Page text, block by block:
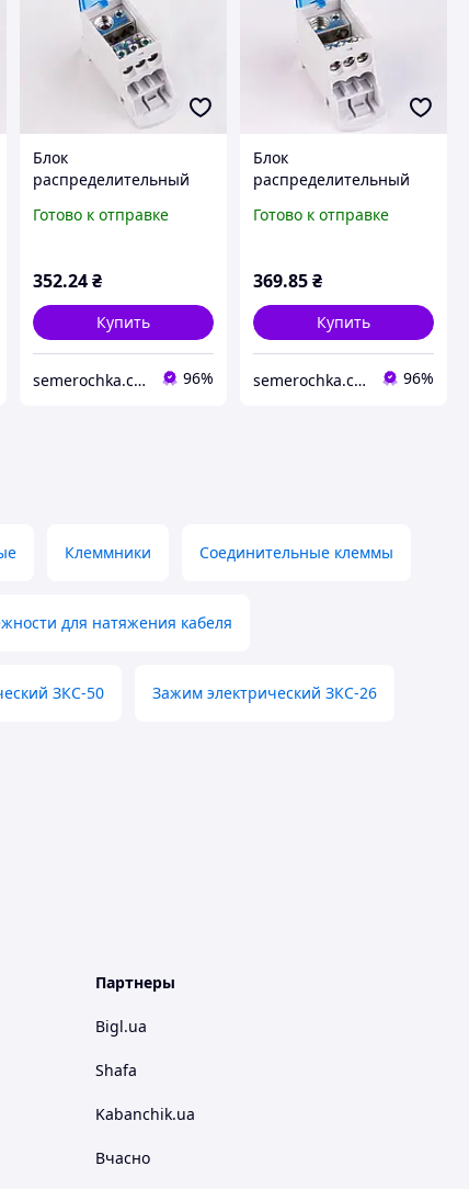
Блок
распределительный
TAKEL, зажимы
ТАКЕЛ
Готово к отправке
352.24 ₴
Купить
semerochka.com.ua 96%
Блок
распределительный
TAKEL, зажимы
ТАКЕЛ
Готово к отправке
369.85₴
Купить
semerochka.com.ua 96%
Клеммники Соединительные клеммы
для натяжения кабеля
ЗКС-50 Зажим электрический ЗКС-26
Партнеры
Bigl.ua
Shafa
Kabanchik.ua
Вчасно